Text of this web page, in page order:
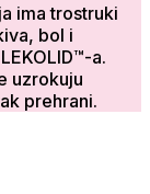
ima trostruki
bol i
a.
uzrokuju
prehrani.